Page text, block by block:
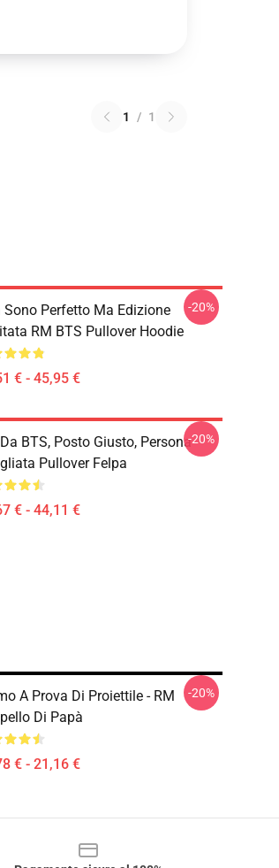
1 / 1
Sono Perfetto Ma Edizione
RM BTS Pullover Hoodie
€ - 45,95 €
-20%
BTS, Posto Giusto, Persona
Pullover Felpa
€ - 44,11 €
-20%
A Prova Di Proiettile - RM
Di Papà
€ - 21,16 €
-20%